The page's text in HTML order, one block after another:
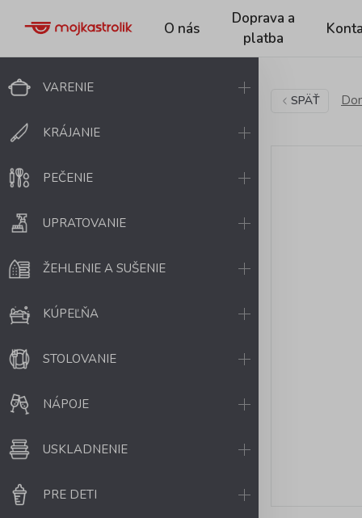
O nás
Doprava a
platba
VARENIE
KRÁJANIE
PEČENIE
UPRATOVANIE
ŽEHLENIE A SUŠENIE
KÚPEĽŇA
STOLOVANIE
NÁPOJE
USKLADNENIE
PRE DETI
SPÄŤ